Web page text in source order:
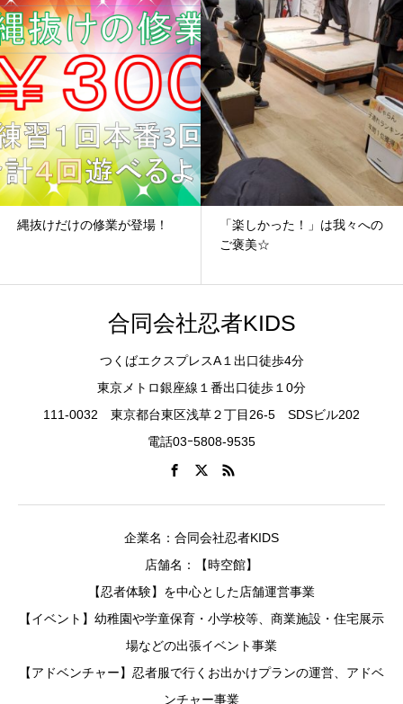
場！
「楽しかった！」は我々への
座SHOW～チーム
合同会社忍者KIDS
つくばエクスプレスA１出口徒歩4分
東京メトロ銀座線１番出口徒歩１0分
111-0032 東京都台東区浅草２丁目26-5 SDSビル202
電話03ｰ5808-9535
企業名：合同会社忍者KIDS
店舗名：【時空館】
【忍者体験】を中心とした店舗運営事業
【イベント】幼稚園や学童保育・小学校等、商業施設・住宅展示
場などの出張イベント事業
【アドベンチャー】忍者服で行くお出かけプランの運営、アドベ
ンチャー事業